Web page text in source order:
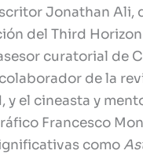
Jonathan Ali,
del Third
curatorial de
de la
y el cineasta y
Francesco
como